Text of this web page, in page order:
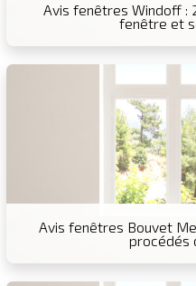
Avis fenêtres Windoff :
fenêtre et
Avis fenêtres Bouvet
procédés